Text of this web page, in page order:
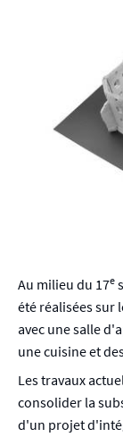
Au milieu du 17e
été réalisées sur
avec une salle
une cuisine et
Les travaux
consolider la
d'un projet